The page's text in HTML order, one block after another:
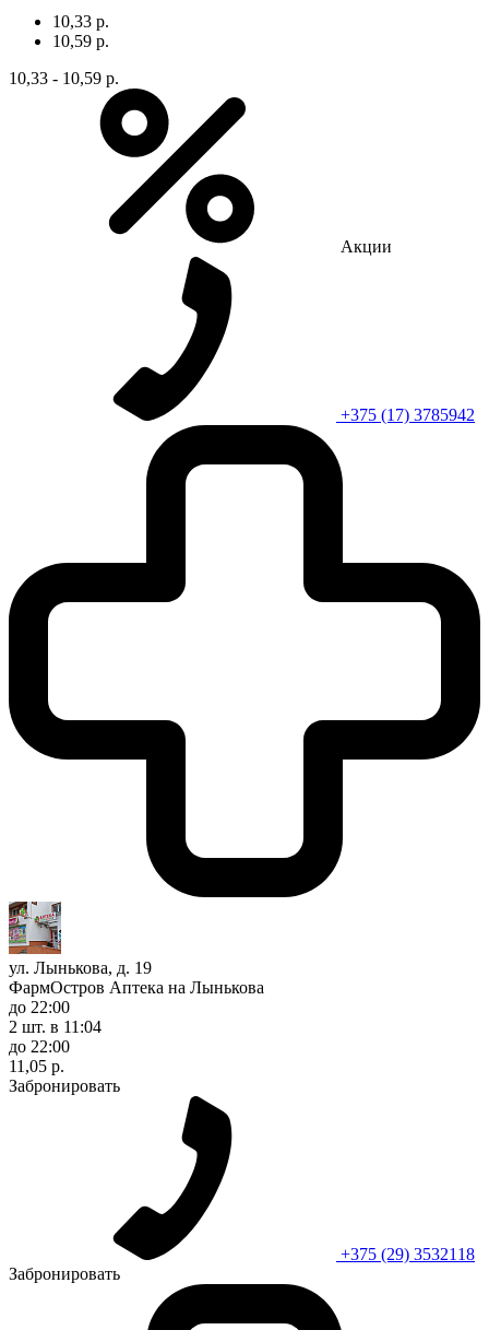
10,33 р.
10,59 р.
10,33 - 10,59 р.
Акции
+375 (17) 3785942
ул. Лынькова, д. 19
ФармОстров Аптека на Лынькова
до 22:00
2 шт. в 11:04
до 22:00
11,05 р.
Забронировать
+375 (29) 3532118
Забронировать